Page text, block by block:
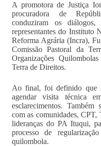
A promotora de Justiça
procuradora de
conduziram os
representantes do Instituto
Reforma Agrária (Incra),
Comissão Pastoral da
Organizações
Terra de Direitos.
Ao final, foi definido que
agendar visita técnica
esclarecimentos. Também
com as comunidades,
lideranças do PA Ituqui,
processo de
quilombola.